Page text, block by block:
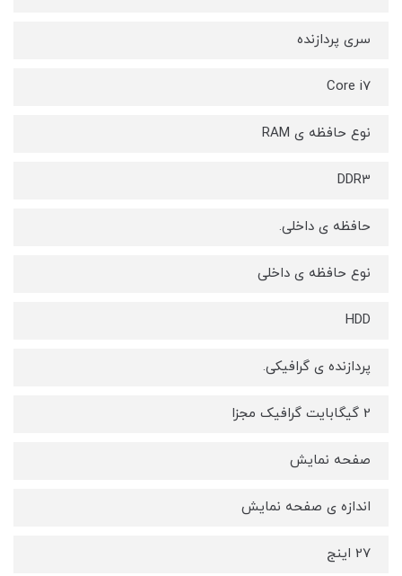
سری پردازنده
Core i7
نوع حافظه ی RAM
DDR3
حافظه ی داخلی.
نوع حافظه ی داخلی
HDD
پردازنده ی گرافیکی.
2 گیگابایت گرافیک مجزا
صفحه نمایش
اندازه ی صفحه نمایش
27 اینج